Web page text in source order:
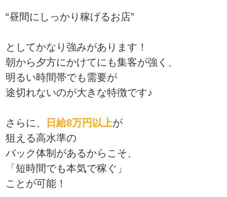
“昼間にしっかり稼げるお店”
としてかなり強みがあります！
朝から夕方にかけてにも集客が強く、
明るい時間帯でも需要が
途切れないのが大きな特徴です♪
さらに、 日給8万円以上が
狙える高水準の
バック体制があるからこそ、
「短時間でも本気で稼ぐ」
ことが可能！